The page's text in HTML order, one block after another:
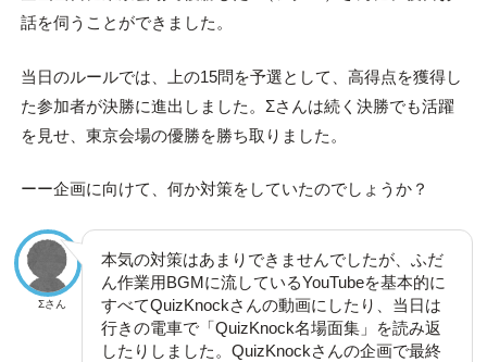
話を伺うことができました。
当日のルールでは、上の15問を予選として、高得点を獲得し
た参加者が決勝に進出しました。Σさんは続く決勝でも活躍
を見せ、東京会場の優勝を勝ち取りました。
ーー企画に向けて、何か対策をしていたのでしょうか？
Σさん
本気の対策はあまりできませんでしたが、ふだ
ん作業用BGMに流しているYouTubeを基本的に
すべてQuizKnockさんの動画にしたり、当日は
行きの電車で「QuizKnock名場面集」を読み返
したりしました。QuizKnockさんの企画で最終